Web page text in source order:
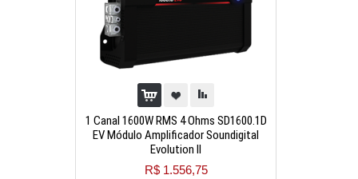
1 Canal 1600W RMS 4 Ohms SD1600.1D
EV Módulo Amplificador Soundigital
Evolution II
R$ 1.556,75